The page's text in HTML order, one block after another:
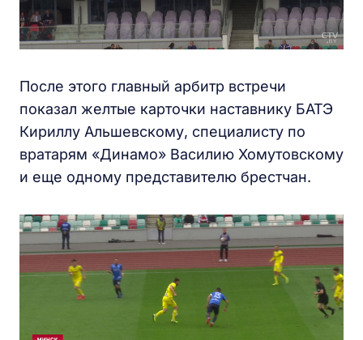
После этого главный арбитр встречи
показал желтые карточки наставнику БАТЭ
Кириллу Альшевскому, специалисту по
вратарям «Динамо» Василию Хомутовскому
и еще одному представителю брестчан.